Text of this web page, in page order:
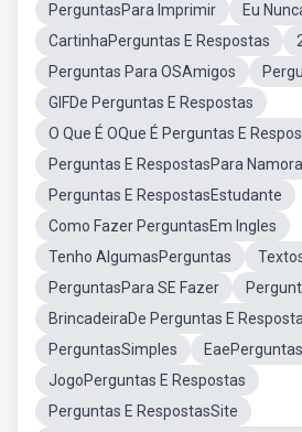
PerguntasPara Imprimir
Eu
CartinhaPerguntas E Respostas
Perguntas Para OSAmigos
GIFDe Perguntas E Respostas
O Que É OQue É Perguntas E
Perguntas E RespostasPara
Perguntas E RespostasEstudante
Como Fazer PerguntasEm Ingles
Tenho AlgumasPerguntas
PerguntasPara SE Fazer
BrincadeiraDe Perguntas E
PerguntasSimples
JogoPerguntas E Respostas
Perguntas E RespostasSite